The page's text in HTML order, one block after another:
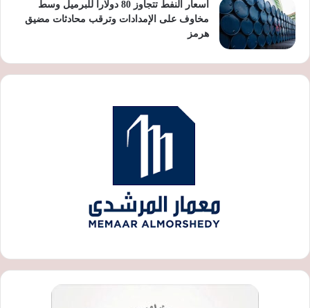
أسعار النفط تتجاوز 80 دولارا للبرميل وسط
مخاوف على الإمدادات وترقب محادثات مضيق
هرمز